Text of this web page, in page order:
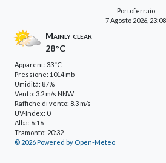
Portoferraio
7 Agosto 2026, 23:08
Mainly clear
28°C
Apparent: 33°C
Pressione: 1014 mb
Umidità: 87%
Vento: 3.2 m/s NNW
Raffiche di vento: 8.3 m/s
UV-Index: 0
Alba: 6:16
Tramonto: 20:32
© 2026 Powered by Open-Meteo